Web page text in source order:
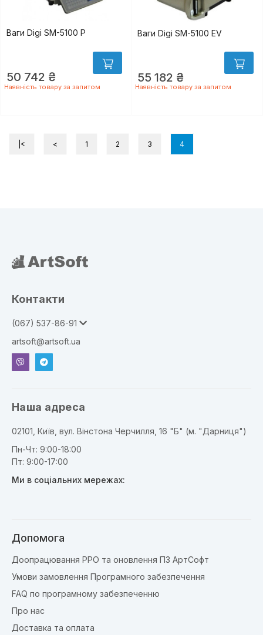
Ваги Digi SM-5100 P
50 742 ₴
Наявність товару за запитом
Ваги Digi SM-5100 EV
55 182 ₴
Наявність товару за запитом
|< < 1 2 3 4
Контакти
(067) 537-86-91
artsoft@artsoft.ua
Наша адреса
02101, Київ, вул. Вінстона Черчилля, 16 "Б" (м. "Дарниця")
Пн-Чт: 9:00-18:00
Пт: 9:00-17:00
Ми в соціальних мережах:
Допомога
Доопрацювання РРО та оновлення ПЗ АртСофт
Умови замовлення Програмного забезпечення
FAQ по програмному забезпеченню
Про нас
Доставка та оплата